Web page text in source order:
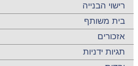
רישוי הבנייה
בית משותף
אזכורים
תגיות ידניות